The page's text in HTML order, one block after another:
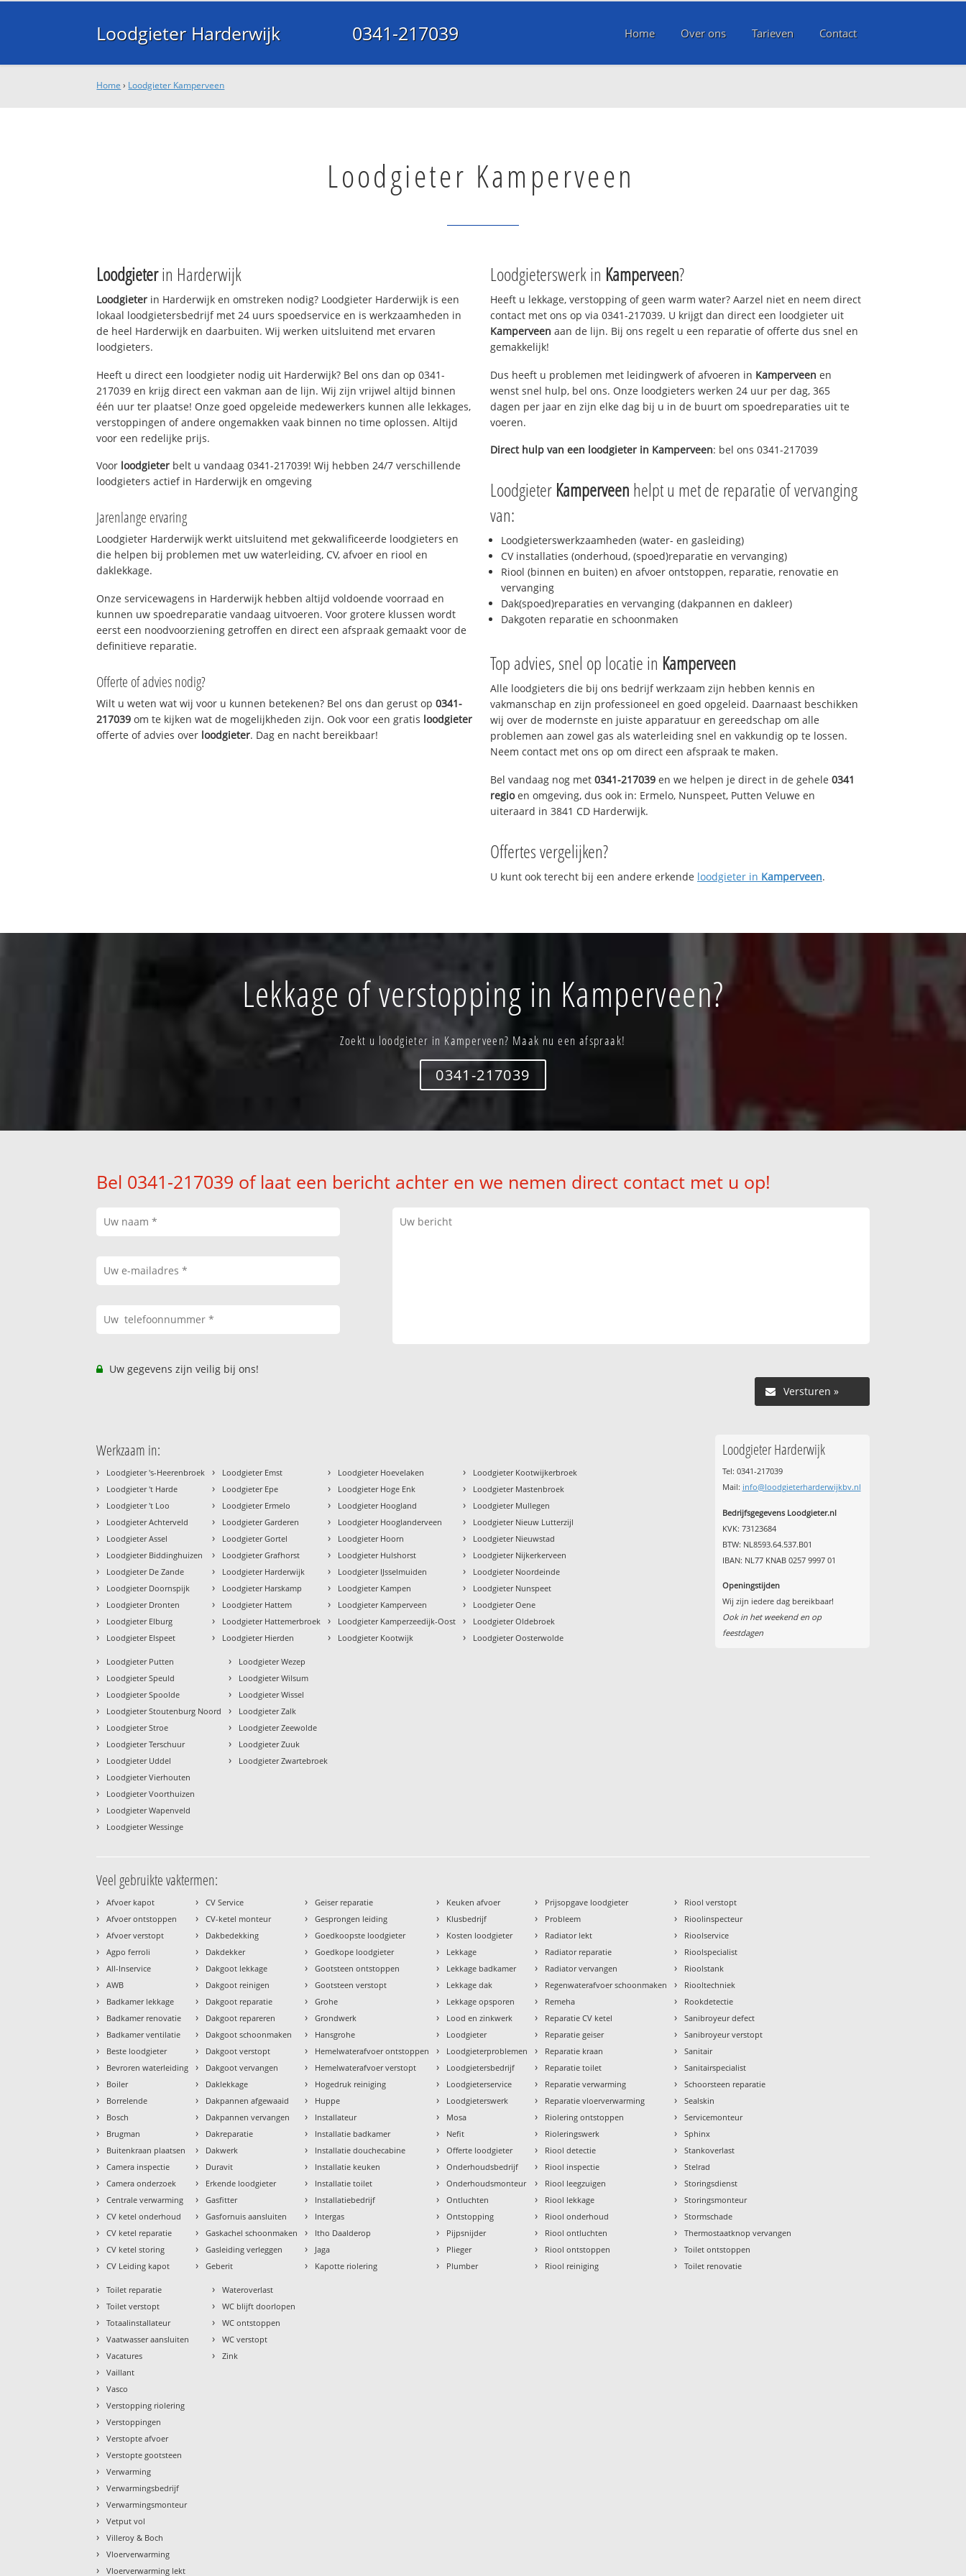
Loodgieter Harderwijk 0341-217039 Home Over ons Tarieven Contact
Home › Loodgieter Kamperveen
Loodgieter Kamperveen
Loodgieterin Harderwijk
Loodgieter in Harderwijk en omstreken nodig? Loodgieter Harderwijk is een
lokaal loodgietersbedrijf met 24 uurs spoedservice en is werkzaamheden in
de heel Harderwijk en daarbuiten. Wij werken uitsluitend met ervaren
loodgieters.
Heeft u direct een loodgieter nodig uit Harderwijk? Bel ons dan op 0341-
217039 en krijg direct een vakman aan de lijn. Wij zijn vrijwel altijd binnen
één uur ter plaatse! Onze goed opgeleide medewerkers kunnen alle lekkages,
verstoppingen of andere ongemakken vaak binnen no time oplossen. Altijd
voor een redelijke prijs.
Voor loodgieter belt u vandaag 0341-217039! Wij hebben 24/7 verschillende
loodgieters actief in Harderwijk en omgeving
Jarenlange ervaring
Loodgieter Harderwijk werkt uitsluitend met gekwalificeerde loodgieters en
die helpen bij problemen met uw waterleiding, CV, afvoer en riool en
daklekkage.
Onze servicewagens in Harderwijk hebben altijd voldoende voorraad en
kunnen uw spoedreparatie vandaag uitvoeren. Voor grotere klussen wordt
eerst een noodvoorziening getroffen en direct een afspraak gemaakt voor de
definitieve reparatie.
Offerte of advies nodig?
Wilt u weten wat wij voor u kunnen betekenen? Bel ons dan gerust op0341-
217039 om te kijken wat de mogelijkheden zijn. Ook voor een gratis loodgieter
offerte of advies over loodgieter. Dag en nacht bereikbaar!
Loodgieterswerk in Kamperveen?
Heeft u lekkage, verstopping of geen warm water? Aarzel niet en neem direct
contact met ons op via 0341-217039. U krijgt dan direct een loodgieter uit
Kamperveen aan de lijn. Bij ons regelt u een reparatie of offerte dus snel en
gemakkelijk!
Dus heeft u problemen met leidingwerk of afvoeren in Kamperveen en
wenst snel hulp, bel ons. Onze loodgieters werken 24 uur per dag, 365
dagen per jaar en zijn elke dag bij u in de buurt om spoedreparaties uit te
voeren.
Direct hulp van een loodgieter in Kamperveen: bel ons 0341-217039
Loodgieter Kamperveen helpt u met de reparatie of vervanging
van:
Loodgieterswerkzaamheden (water- en gasleiding)
CV installaties (onderhoud, (spoed)reparatie en vervanging)
Riool (binnen en buiten) en afvoer ontstoppen, reparatie, renovatie en
vervanging
Dak(spoed)reparaties en vervanging (dakpannen en dakleer)
Dakgoten reparatie en schoonmaken
Top advies, snel op locatie in Kamperveen
Alle loodgieters die bij ons bedrijf werkzaam zijn hebben kennis en
vakmanschap en zijn professioneel en goed opgeleid. Daarnaast beschikken
wij over de modernste en juiste apparatuur en gereedschap om alle
problemen aan zowel gas als waterleiding snel en vakkundig op te lossen.
Neem contact met ons op om direct een afspraak te maken.
Bel vandaag nog met 0341-217039 en we helpen je direct in de gehele 0341
regioen omgeving, dus ook in: Ermelo, Nunspeet, Putten Veluwe en
uiteraard in 3841 CD Harderwijk.
Offertes vergelijken?
U kunt ook terecht bij een andere erkende loodgieter in Kamperveen.
Lekkage of verstopping in Kamperveen?
Zoekt u loodgieter in Kamperveen? Maak nu een afspraak!
0341-217039
Bel 0341-217039 of laat een bericht achter en we nemen direct contact met u op!
Uw gegevens zijn veilig bij ons!
Versturen »
Werkzaam in:
› Loodgieter 's-Heerenbroek
› Loodgieter 't Harde
› Loodgieter 't Loo
› Loodgieter Achterveld
› Loodgieter Assel
› Loodgieter Biddinghuizen
› Loodgieter De Zande
› Loodgieter Doornspijk
› Loodgieter Dronten
› Loodgieter Elburg
› Loodgieter Elspeet
› Loodgieter Emst
› Loodgieter Epe
› Loodgieter Ermelo
› Loodgieter Garderen
› Loodgieter Gortel
› Loodgieter Grafhorst
› Loodgieter Harderwijk
› Loodgieter Harskamp
› Loodgieter Hattem
› Loodgieter Hattemerbroek
› Loodgieter Hierden
› Loodgieter Hoevelaken
› Loodgieter Hoge Enk
› Loodgieter Hoogland
› Loodgieter Hooglanderveen
› Loodgieter Hoorn
› Loodgieter Hulshorst
› Loodgieter IJsselmuiden
› Loodgieter Kampen
› Loodgieter Kamperveen
› Loodgieter Kamperzeedijk-Oost
› Loodgieter Kootwijk
› Loodgieter Kootwijkerbroek
› Loodgieter Mastenbroek
› Loodgieter Mullegen
› Loodgieter Nieuw Lutterzijl
› Loodgieter Nieuwstad
› Loodgieter Nijkerkerveen
› Loodgieter Noordeinde
› Loodgieter Nunspeet
› Loodgieter Oene
› Loodgieter Oldebroek
› Loodgieter Oosterwolde
› Loodgieter Putten
› Loodgieter Speuld
› Loodgieter Spoolde
› Loodgieter Stoutenburg Noord
› Loodgieter Stroe
› Loodgieter Terschuur
› Loodgieter Uddel
› Loodgieter Vierhouten
› Loodgieter Voorthuizen
› Loodgieter Wapenveld
› Loodgieter Wessinge
› Loodgieter Wezep
› Loodgieter Wilsum
› Loodgieter Wissel
› Loodgieter Zalk
› Loodgieter Zeewolde
› Loodgieter Zuuk
› Loodgieter Zwartebroek
Loodgieter Harderwijk
Tel: 0341-217039
Mail: info@loodgieterharderwijkbv.nl
Bedrijfsgegevens Loodgieter.nl
KVK: 73123684
BTW: NL8593.64.537.B01
IBAN: NL77 KNAB 0257 9997 01
Openingstijden
Wij zijn iedere dag bereikbaar!
Ook in het weekend en op
feestdagen
Veel gebruikte vaktermen:
› Afvoer kapot
› Afvoer ontstoppen
› Afvoer verstopt
› Agpo ferroli
› All-Inservice
› AWB
› Badkamer lekkage
› Badkamer renovatie
› Badkamer ventilatie
› Beste loodgieter
› Bevroren waterleiding
› Boiler
› Borrelende
› Bosch
› Brugman
› Buitenkraan plaatsen
› Camera inspectie
› Camera onderzoek
› Centrale verwarming
› CV ketel onderhoud
› CV ketel reparatie
› CV ketel storing
› CV Leiding kapot
› CV Service
› CV-ketel monteur
› Dakbedekking
› Dakdekker
› Dakgoot lekkage
› Dakgoot reinigen
› Dakgoot reparatie
› Dakgoot repareren
› Dakgoot schoonmaken
› Dakgoot verstopt
› Dakgoot vervangen
› Daklekkage
› Dakpannen afgewaaid
› Dakpannen vervangen
› Dakreparatie
› Dakwerk
› Duravit
› Erkende loodgieter
› Gasfitter
› Gasfornuis aansluiten
› Gaskachel schoonmaken
› Gasleiding verleggen
› Geberit
› Geiser reparatie
› Gesprongen leiding
› Goedkoopste loodgieter
› Goedkope loodgieter
› Gootsteen ontstoppen
› Gootsteen verstopt
› Grohe
› Grondwerk
› Hansgrohe
› Hemelwaterafvoer ontstoppen
› Hemelwaterafvoer verstopt
› Hogedruk reiniging
› Huppe
› Installateur
› Installatie badkamer
› Installatie douchecabine
› Installatie keuken
› Installatie toilet
› Installatiebedrijf
› Intergas
› Itho Daalderop
› Jaga
› Kapotte riolering
› Keuken afvoer
› Klusbedrijf
› Kosten loodgieter
› Lekkage
› Lekkage badkamer
› Lekkage dak
› Lekkage opsporen
› Lood en zinkwerk
› Loodgieter
› Loodgieterproblemen
› Loodgietersbedrijf
› Loodgieterservice
› Loodgieterswerk
› Mosa
› Nefit
› Offerte loodgieter
› Onderhoudsbedrijf
› Onderhoudsmonteur
› Ontluchten
› Ontstopping
› Pijpsnijder
› Plieger
› Plumber
› Prijsopgave loodgieter
› Probleem
› Radiator lekt
› Radiator reparatie
› Radiator vervangen
› Regenwaterafvoer schoonmaken
› Remeha
› Reparatie CV ketel
› Reparatie geiser
› Reparatie kraan
› Reparatie toilet
› Reparatie verwarming
› Reparatie vloerverwarming
› Riolering ontstoppen
› Rioleringswerk
› Riool detectie
› Riool inspectie
› Riool leegzuigen
› Riool lekkage
› Riool onderhoud
› Riool ontluchten
› Riool ontstoppen
› Riool reiniging
› Riool verstopt
› Rioolinspecteur
› Rioolservice
› Rioolspecialist
› Rioolstank
› Riooltechniek
› Rookdetectie
› Sanibroyeur defect
› Sanibroyeur verstopt
› Sanitair
› Sanitairspecialist
› Schoorsteen reparatie
› Sealskin
› Servicemonteur
› Sphinx
› Stankoverlast
› Stelrad
› Storingsdienst
› Storingsmonteur
› Stormschade
› Thermostaatknop vervangen
› Toilet ontstoppen
› Toilet renovatie
› Toilet reparatie
› Toilet verstopt
› Totaalinstallateur
› Vaatwasser aansluiten
› Vacatures
› Vaillant
› Vasco
› Verstopping riolering
› Verstoppingen
› Verstopte afvoer
› Verstopte gootsteen
› Verwarming
› Verwarmingsbedrijf
› Verwarmingsmonteur
› Vetput vol
› Villeroy & Boch
› Vloerverwarming
› Vloerverwarming lekt
› Wateroverlast
› WC blijft doorlopen
› WC ontstoppen
› WC verstopt
› Zink